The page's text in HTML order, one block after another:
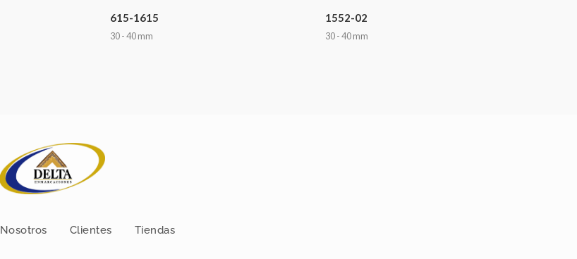
615-1615
30 - 40 mm
1552-02
30 - 40 mm
Nosotros Clientes Tiendas